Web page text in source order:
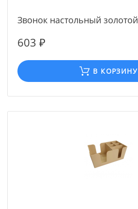
Звонок настольный золотой
603 ₽
В КОРЗИНУ